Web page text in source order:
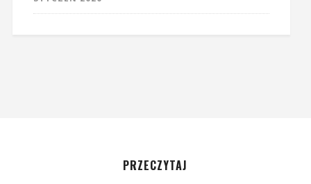
PRZECZYTAJ